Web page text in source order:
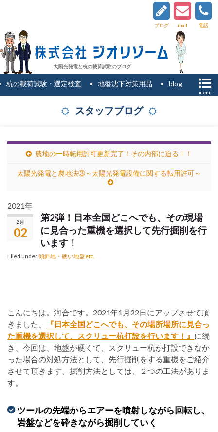
ブログ mail 電話
太陽光発電と杭の載荷試験のブログ
杭の載荷試験・選定検査 地盤沈下対策用品 blog
menu
スタッフブログ
農地の一時転用許可更新完了！その内部に迫る！！
太陽光発電と農地法③～太陽光発電設備に関する転用許可～
2021年
2月
02
第2弾！日本全国どこへでも、その現場
に見合った重機を選択して先行掘削を行
います！
Filed under傾斜地・硬い地盤etc.
こんにちは。河合です。2021年1月22日にアップさせて頂
きました、
『日本全国どこへでも、 その場所場所に見合っ
た重機を選択して、スクリュー杭打設を行います！』 に続
き、今回は、地盤が硬くて、スクリュー杭が打設できなか
った場合の対処方法として、先行掘削をする重機をご紹介
させて頂きます。掘削方法としては、２つの工法がありま
す。
ツールの先端からエアーを噴射しながら回転し、
岩盤などを砕きながら掘削していく